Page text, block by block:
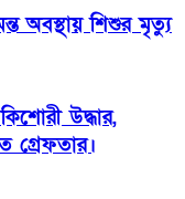
অবস্থায় শিশুর মৃত্যু
উদ্ধার,
গ্রেফতার।